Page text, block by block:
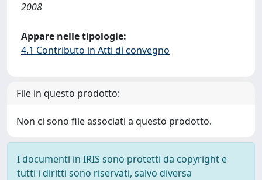
2008
Appare nelle tipologie:
4.1 Contributo in Atti di convegno
File in questo prodotto:
Non ci sono file associati a questo prodotto.
I documenti in IRIS sono protetti da copyright e
tutti i diritti sono riservati, salvo diversa